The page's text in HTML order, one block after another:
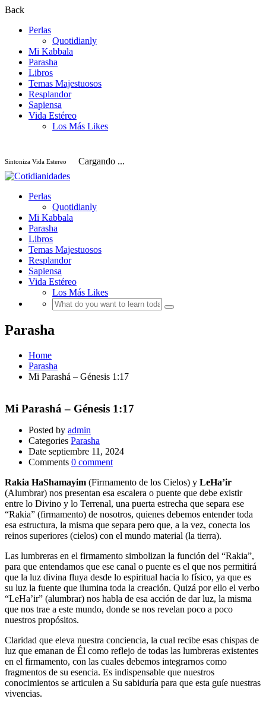
Back
Perlas
Quotidianly
Mi Kabbala
Parasha
Libros
Temas Majestuosos
Resplandor
Sapiensa
Vida Estéreo
Los Más Likes
Sintoniza Vida Estereo Cargando ...
Perlas
Quotidianly
Mi Kabbala
Parasha
Libros
Temas Majestuosos
Resplandor
Sapiensa
Vida Estéreo
Los Más Likes
Parasha
Home
Parasha
Mi Parashá – Génesis 1:17
Mi Parashá – Génesis 1:17
Posted by admin
Categories Parasha
Date septiembre 11, 2024
Comments 0 comment
Rakia HaShamayim (Firmamento de los Cielos) y LeHa’ir
(Alumbrar) nos presentan esa escalera o puente que debe existir
entre lo Divino y lo Terrenal, una puerta estrecha que separa ese
“Rakia” (firmamento) de nosotros, quienes debemos entender toda
esa estructura, la misma que separa pero que, a la vez, conecta los
reinos superiores (cielos) con el mundo material (la tierra).
Las lumbreras en el firmamento simbolizan la función del “Rakia”,
para que entendamos que ese canal o puente es el que nos permitirá
que la luz divina fluya desde lo espiritual hacia lo físico, ya que es
su luz la fuente que ilumina toda la creación. Quizá por ello el verbo
“LeHa’ir” (alumbrar) nos habla de esa acción de dar luz, la misma
que nos trae a este mundo, donde se nos revelan poco a poco
nuestros propósitos.
Claridad que eleva nuestra conciencia, la cual recibe esas chispas de
luz que emanan de Él como reflejo de todas las lumbreras existentes
en el firmamento, con las cuales debemos integrarnos como
fragmentos de su esencia. Es indispensable que nuestros
conocimientos se articulen a Su sabiduría para que esta guíe nuestras
vivencias.